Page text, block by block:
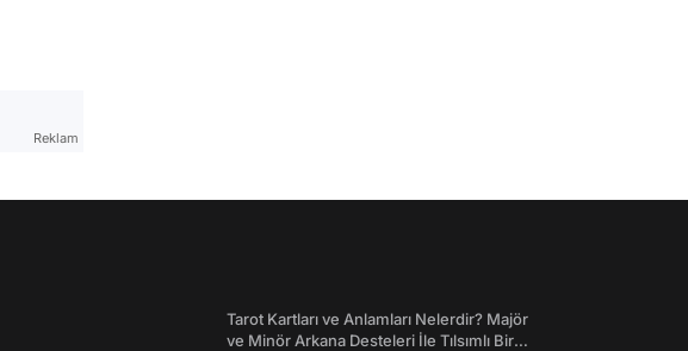
Reklam
Tarot Kartları ve Anlamları Nelerdir? Majör
ve Minör Arkana Desteleri İle Tılsımlı Bir